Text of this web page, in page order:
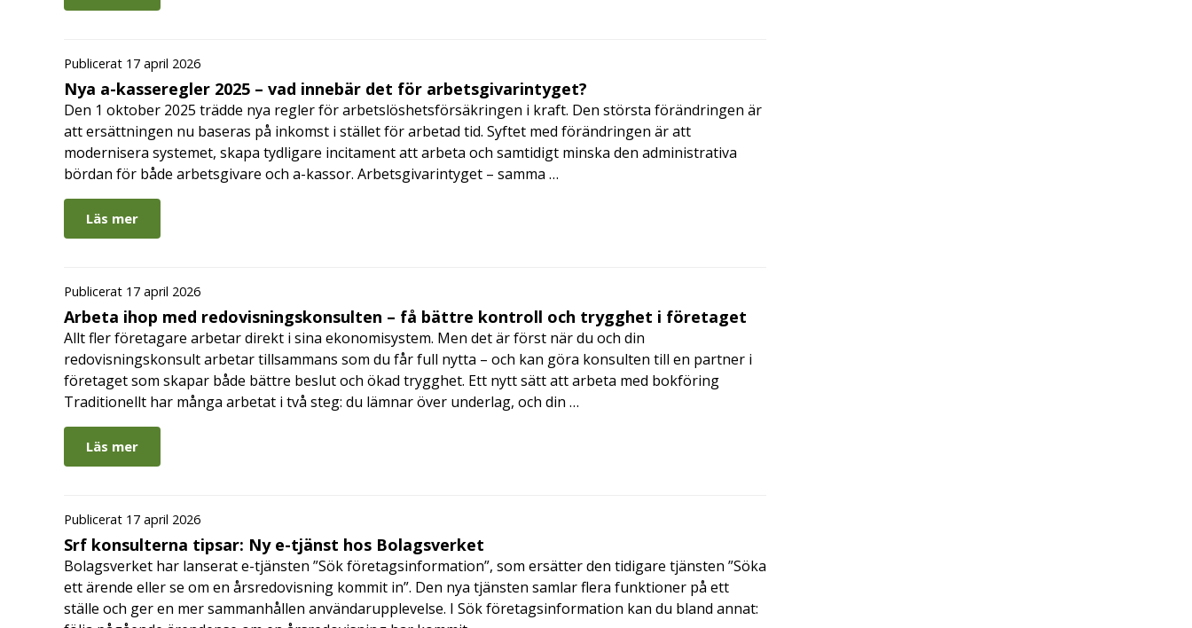
Publicerat 17 april 2026
Nya a-kasseregler 2025 – vad innebär det för arbetsgivarintyget?
Den 1 oktober 2025 trädde nya regler för arbetslöshetsförsäkringen i kraft. Den största förändringen är
att ersättningen nu baseras på inkomst i stället för arbetad tid. Syftet med förändringen är att
modernisera systemet, skapa tydligare incitament att arbeta och samtidigt minska den administrativa
bördan för både arbetsgivare och a-kassor. Arbetsgivarintyget – samma …
Läs mer
Publicerat 17 april 2026
Arbeta ihop med redovisningskonsulten – få bättre kontroll och trygghet i företaget
Allt fler företagare arbetar direkt i sina ekonomisystem. Men det är först när du och din
redovisningskonsult arbetar tillsammans som du får full nytta – och kan göra konsulten till en partner i
företaget som skapar både bättre beslut och ökad trygghet. Ett nytt sätt att arbeta med bokföring
Traditionellt har många arbetat i två steg: du lämnar över underlag, och din …
Läs mer
Publicerat 17 april 2026
Srf konsulterna tipsar: Ny e-tjänst hos Bolagsverket
Bolagsverket har lanserat e-tjänsten ”Sök företagsinformation”, som ersätter den tidigare tjänsten ”Söka
ett ärende eller se om en årsredovisning kommit in”. Den nya tjänsten samlar flera funktioner på ett
ställe och ger en mer sammanhållen användarupplevelse. I Sök företagsinformation kan du bland annat: